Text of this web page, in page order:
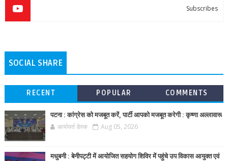
Subscribes
SOCIAL SHARE
RECENT POPULAR COMMENTS
पटना : कांग्रेस को मजबूत करें, पार्टी आपको मजबूत करेगी : कृष्णा अल्लावारू
आर्यावर्त डेस्क Aug 05, 2026
मधुबनी : बेनीपट्टी में आयोजित सहयोग शिविर में पहुंचे उप विकास आयुक्त एवं